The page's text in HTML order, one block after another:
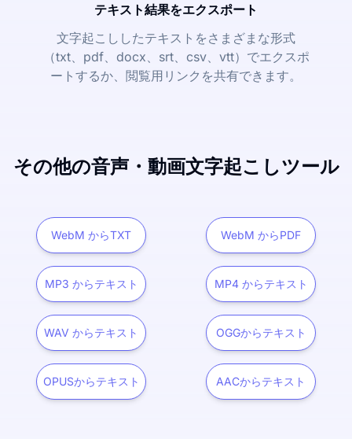
テキスト結果をエクスポート
文字起こししたテキストをさまざまな形式
（txt、pdf、docx、srt、csv、vtt）でエクスポ
ートするか、閲覧用リンクを共有できます。
その他の音声・動画文字起こしツール
WebM からTXT WebM からPDF
MP3 からテキスト MP4 からテキスト
WAV からテキスト OGGからテキスト
OPUSからテキスト AACからテキスト